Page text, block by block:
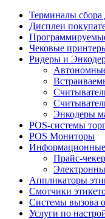
Терминалы
Дисплеи
Чековые
Ридеры и
Энкодеры
POS-системы
POS Мониторы
Прайс-
Аппликаторы
Смотчики
Системы вызова
Услуги по